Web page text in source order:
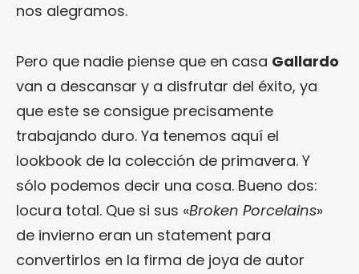
nos alegramos.
Pero que nadie piense que en casa Gallardo
van a descansar y a disfrutar del éxito, ya
que este se consigue precisamente
trabajando duro. Ya tenemos aquí el
lookbook de la colección de primavera. Y
sólo podemos decir una cosa. Bueno dos:
locura total. Que si sus «Broken Porcelains»
de invierno eran un statement para
convertirlos en la firma de joya de autor